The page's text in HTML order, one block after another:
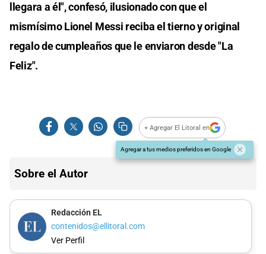
llegara a él", confesó, ilusionado con que el
mismísimo Lionel Messi reciba el tierno y original
regalo de cumpleaños que le enviaron desde "La
Feliz".
+ Agregar El Litoral en
Agregar a tus medios preferidos en Google
Sobre el Autor
Redacción EL
contenidos@ellitoral.com
Ver Perfil